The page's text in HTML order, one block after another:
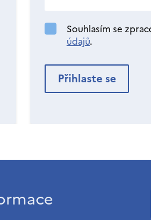
Souhlasím se
údajů.